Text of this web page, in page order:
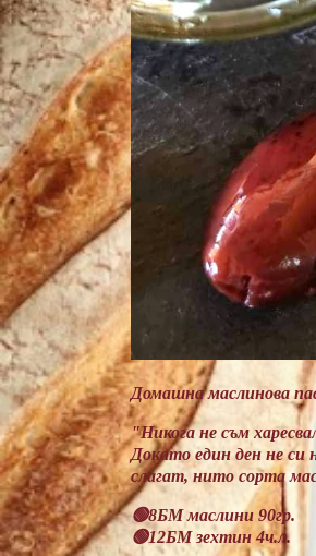
Домашна маслинова
"Никога не съм
Докато един ден не си
слагат, нито сорта
🟢8БМ маслини 90гр.
🟢12БМ зехтин 4ч.л.